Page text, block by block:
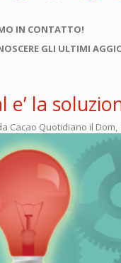
IN CONTATTO!
GLI ULTIMI
e’ la
Cacao Quotidiano il Dom,